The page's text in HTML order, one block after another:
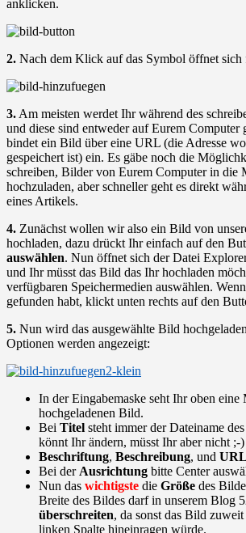
anklicken.
2. Nach dem Klick auf das Symbol öffnet sich
3. Am meisten werdet Ihr während des
und diese sind entweder auf Eurem Computer
bindet ein Bild über eine URL (die Adresse
gespeichert ist) ein. Es gäbe noch die
schreiben, Bilder von Eurem Computer in die
hochzuladen, aber schneller geht es direkt
eines Artikels.
4. Zunächst wollen wir also ein Bild von
hochladen, dazu drückt Ihr einfach auf den
auswählen. Nun öffnet sich der Datei
und Ihr müsst das Bild das Ihr hochladen
verfügbaren Speichermedien auswählen.
gefunden habt, klickt unten rechts auf den
5. Nun wird das ausgewählte Bild
Optionen werden angezeigt:
In der Eingabemaske seht Ihr oben
hochgeladenen Bild.
Bei Titel steht immer der Dateiname
könnt Ihr ändern, müsst Ihr aber nicht ;-)
Beschriftung, Beschreibung, und URL
Bei der Ausrichtung bitte Center
Nun das wichtigste die Größe des
Breite des Bildes darf in unserem Blog
überschreiten, da sonst das Bild
linken Spalte hineinragen würde.